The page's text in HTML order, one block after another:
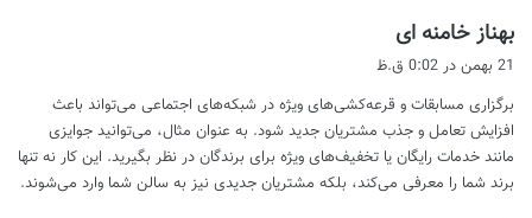
بهناز خامنه ای
:
21 بهمن در 0:02 ق.ظ
برگزاری مسابقات و قرعه‌کشی‌های ویژه در شبکه‌های اجتماعی می‌تواند باعث
افزایش تعامل و جذب مشتریان جدید شود. به عنوان مثال، می‌توانید جوایزی
مانند خدمات رایگان یا تخفیف‌های ویژه برای برندگان در نظر بگیرید. این کار نه تنها
برند شما را معرفی می‌کند، بلکه مشتریان جدیدی نیز به سالن شما وارد می‌شوند.